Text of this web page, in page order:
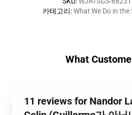
카테고리:What We Do in the
What
11 reviews for Nandor